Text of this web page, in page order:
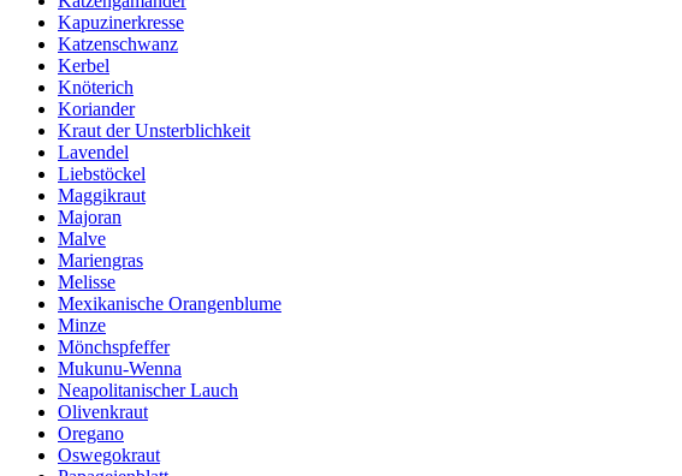
Kapuzinerkresse
Katzenschwanz
Kerbel
Knöterich
Koriander
Kraut der Unsterblichkeit
Lavendel
Liebstöckel
Maggikraut
Majoran
Malve
Mariengras
Melisse
Mexikanische Orangenblume
Minze
Mönchspfeffer
Mukunu-Wenna
Neapolitanischer Lauch
Olivenkraut
Oregano
Oswegokraut